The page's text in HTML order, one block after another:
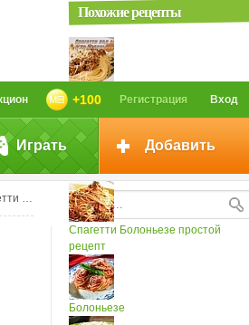
Вход
Регистрация
+100
Играть Добавить
Похожие рецепты
Болоньезе
Спагетти Болоньезе - рецепт от...
Спагетти Болоньезе простой
рецепт
Болоньезе